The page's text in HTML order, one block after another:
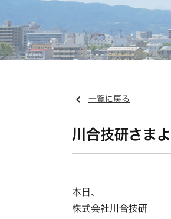
一覧に戻る
川合技研さま
本日、
株式会社川合技研